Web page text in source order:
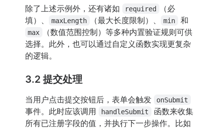
除了上述示例外，还有诸如 required
（必
填）、
maxLength （最大长度限制）、 min 和
max
（数值范围控制）等多种内置验证规则可供
选择。此外，也可以通过自定义函数实现更复杂
的逻辑。
3.2 提交处理
当用户点击提交按钮后，表单会触发 onSubmit
事件。此时应该调用 handleSubmit
函数来收集
所有已注册字段的值，并执行下一步操作。比如